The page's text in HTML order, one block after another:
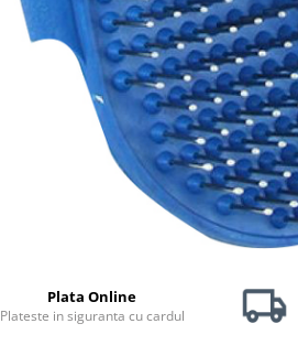
Plata Online
Plateste in siguranta cu cardul